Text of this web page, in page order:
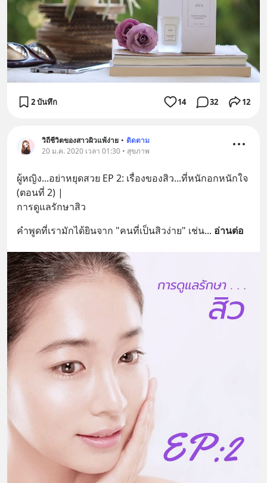
2 บันทึก 14 32 12
วิถีชีวิตของสาวผิวแพ้ง่าย • ติดตาม
20 ม.ค. 2020 เวลา 01:30 • สุขภาพ
ผู้หญิง...อย่าหยุดสวย EP 2: เรื่องของสิว...ที่หนักอกหนักใจ
(ตอนที่ 2) |
การดูแลรักษาสิว
คำพูดที่เรามักได้ยินจาก "คนที่เป็นสิวง่าย" เช่น... อ่านต่อ